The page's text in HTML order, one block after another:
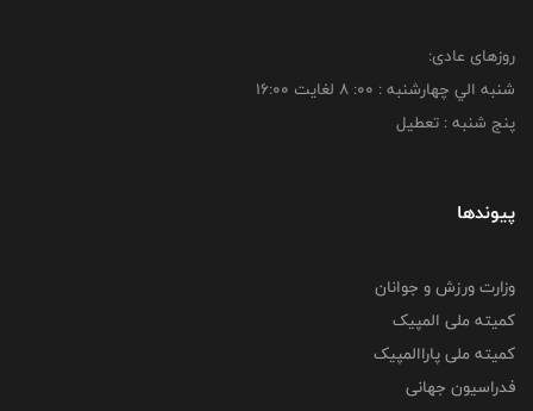
روزهای عادی:
شنبه الي چهارشنبه : 00: 8 لغايت 16:00
پنج شنبه : تعطیل
پیوندها
وزارت ورزش و جوانان
کمیته ملی المپیک
کمیته ملی پاراالمپیک
فدراسیون جهانی